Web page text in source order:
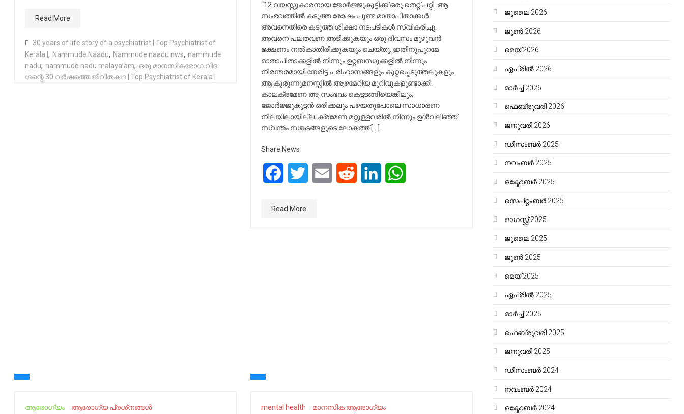
Read More
30 years of life story of a psychiatrist | Top Psychiatrist of
Kerala | , Nammude Naadu, Nammude naadu nws, nammude
nadu, nammude nadu malayalam, ഒരു മാനസികരോ​ഗ വിദ​
ഗ്ദന്റെ 30 വർഷത്തെ ജീവിതകഥ | Top Psychiatrist of Kerala |
“12 വയസ്സുകാരനായ ജോർജ്ജുകുട്ടിക്ക് ഒരു തെറ്റ് പറ്റി. ആ
സംഭവത്തിൽ കടുത്ത രോഷം പൂണ്ട മാതാപിതാക്കൾ
അവനെതിരെ കടുത്ത ശിക്ഷാ നടപടികൾ സ്വീകരിച്ചു.
അവനെ പലതവണ അടിക്കുകയും ഒരു ദിവസം മുഴുവൻ
ഭക്ഷണം നൽകാതിരിക്കുകയും ചെയ്തു. ഇതിനുപുറമേ
മാതാപിതാക്കളിൽ നിന്നും ഉറ്റബന്ധുക്കളിൽ നിന്നും
നിരന്തരമായി നേരിട്ട പരിഹാസങ്ങളും കുറ്റപ്പെടുത്തലുകളും
ആ കുരുന്നുമനസ്സിൽ ആഴമേറിയ മുറിവുകളുണ്ടാക്കി.
കാലക്രമേണ ആ സംഭവം കെട്ടടങ്ങിയെങ്കിലും,
ജോർജ്ജുകുട്ടൻ ഒരിക്കലും പഴയതുപോലെ സാധാരണ
നിലയിലായില്ല. ക്രമേണ മറ്റുള്ളവരിൽ നിന്നും ഉൾവലിഞ്ഞ്
സ്വന്തം സങ്കടങ്ങളുടെ ലോകത്ത് […]
Share News
FacebookTwitter Email Reddit LinkedIn
Read More
ആരോഗ്യം
ആരോഗ്യ പ്രശ്‌നങ്ങൾ
mental health
മാനസിക ആരോഗ്യം
ജൂലൈ 2026
ജൂൺ 2026
മെയ്‌ 2026
ഏപ്രിൽ 2026
മാർച്ച്‌ 2026
ഫെബ്രുവരി 2026
ജനുവരി 2026
ഡിസംബർ 2025
നവംബർ 2025
ഒക്ടോബർ 2025
സെപ്റ്റംബർ 2025
ഓഗസ്റ്റ്‌ 2025
ജൂലൈ 2025
ജൂൺ 2025
മെയ്‌ 2025
ഏപ്രിൽ 2025
മാർച്ച്‌ 2025
ഫെബ്രുവരി 2025
ജനുവരി 2025
ഡിസംബർ 2024
നവംബർ 2024
ഒക്ടോബർ 2024